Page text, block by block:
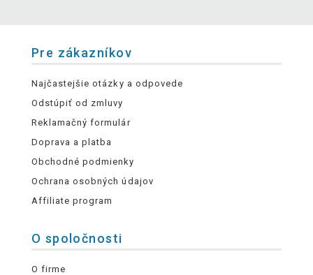
Pre zákazníkov
Najčastejšie otázky a odpovede
Odstúpiť od zmluvy
Reklamačný formulár
Doprava a platba
Obchodné podmienky
Ochrana osobných údajov
Affiliate program
O spoločnosti
O firme